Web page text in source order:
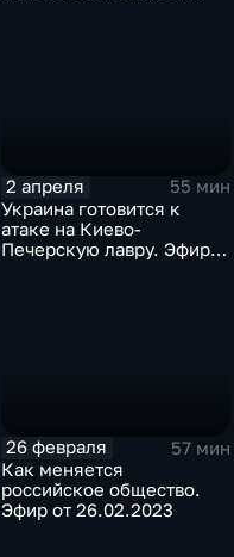
2 апреля
55 мин
Украина готовится к
атаке на Киево-
Печерскую лавру. Эфир
26 февраля
57 мин
Как меняется
российское общество.
Эфир от 26.02.2023